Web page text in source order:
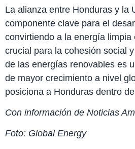
La alianza entre Honduras y la
componente clave para el
convirtiendo a la energía limpia
crucial para la cohesión social
de las energías renovables es
de mayor crecimiento a nivel
posiciona a Honduras dentro
Con información de Noticias
Foto: Global Energy